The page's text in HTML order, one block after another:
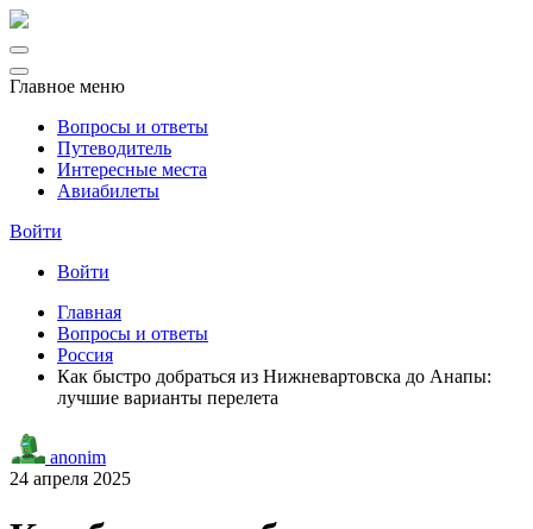
Главное меню
Вопросы и ответы
Путеводитель
Интересные места
Авиабилеты
Войти
Войти
Главная
Вопросы и ответы
Россия
Как быстро добраться из Нижневартовска до Анапы:
лучшие варианты перелета
anonim
24 апреля 2025